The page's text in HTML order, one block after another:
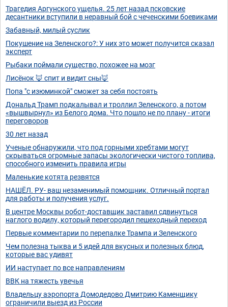
Трагедия Аргунского ущелья. 25 лет назад псковские
десантники вступили в неравный бой с чеченскими боевиками
Забавный, милый суслик
Покушение на Зеленского?: У них это может получится сказал
эксперт
Рыбаки поймали существо, похожее на мозг
Лисёнок 🦊 спит и видит сны🦊
Попа "с изюминкой" сможет за себя постоять
Дональд Трамп подкалывал и троллил Зеленского, а потом
«вышвырнул» из Белого дома. Что пошло не по плану - итоги
переговоров
30 лет назад
Ученые обнаружили, что под горными хребтами могут
скрываться огромные запасы экологически чистого топлива,
способного изменить правила игры
Маленькие котята резвятся
НАШËЛ. РУ- ваш незаменимый помощник. Отличный портал
для работы и получения услуг.
В центре Москвы робот-доставщик заставил сдвинуться
наглого водилу, который перегородил пешеходный переход
Первые комментарии по перепалке Трампа и Зеленского
Чем полезна тыква и 5 идей для вкусных и полезных блюд,
которые вас удивят
ИИ наступает по все направлениям
ВВК на тяжесть увечья
Владельцу аэропорта Домодедово Дмитрию Каменщику
ограничили выезд из России